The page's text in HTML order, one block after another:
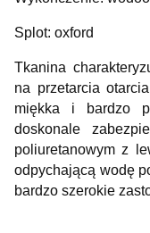
Splot: oxford
Tkanina
na przetarcia
miękka i bardzo
doskonale
poliuretanowym z
odpychającą wodę
bardzo szerokie